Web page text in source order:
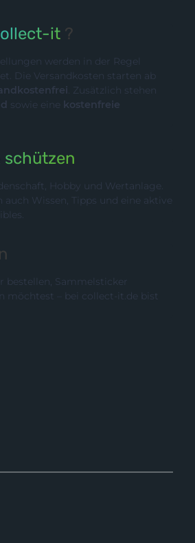
it ?
werden in der Regel
Die Versandkosten starten ab
. Zusätzlich stehen
sowie eine kostenfreie
schützen
Hobby und Wertanlage.
Wissen, Tipps und eine aktive
bestellen, Sammelsticker
möchtest – bei collect-it.de bist